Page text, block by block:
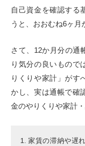
自己資金を確認する
うと、おおむね6ヶ月
さて、12か月分の通
り気分の良いもので
りくりや家計」がす
かし、実は通帳で確
金のやりくりや家計
家賃の滞納や遅